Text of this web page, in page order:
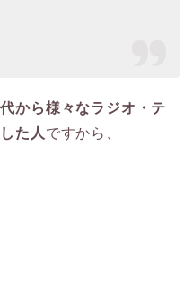
から様々なラジオ・テ
た人 ですから、